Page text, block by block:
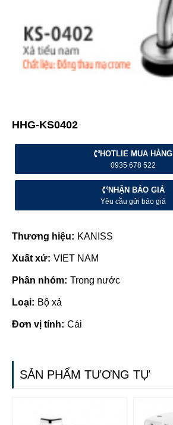
HHG-KS0402
HOTLIE MUA HÀNG
0935 678 522
NHẬN BÁO GIÁ
Yêu cầu gửi báo giá
Thương hiệu: KANISS
Xuất xứ: VIET NAM
Phân nhóm: Trong nước
Loại: Bộ xả
Đơn vị tính: Cái
SẢN PHẨM TƯƠNG TỰ